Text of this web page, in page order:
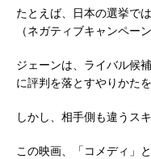
たとえば、日本の選挙で
（ネガティブキャンペーン
ジェーンは、ライバル候
に評判を落とすやりかた
しかし、相手側も違うス
この映画、「コメディ」